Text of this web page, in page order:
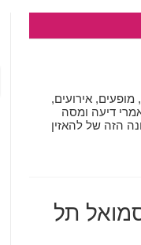
אירועים,
דיעה ומסה
הזה של להאזין
תל